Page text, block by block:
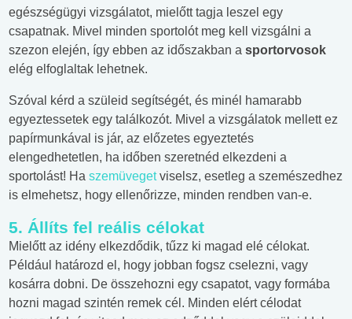
egészségügyi vizsgálatot, mielőtt tagja leszel egy
csapatnak. Mivel minden sportolót meg kell vizsgálni a
szezon elején, így ebben az időszakban a sportorvosok
elég elfoglaltak lehetnek.
Szóval kérd a szüleid segítségét, és minél hamarabb
egyeztessetek egy találkozót. Mivel a vizsgálatok mellett ez
papírmunkával is jár, az előzetes egyeztetés
elengedhetetlen, ha időben szeretnéd elkezdeni a
sportolást! Ha szemüvegetviselsz, esetleg a szemészedhez
is elmehetsz, hogy ellenőrizze, minden rendben van-e.
5. Állíts fel reális célokat
Mielőtt az idény elkezdődik, tűzz ki magad elé célokat.
Például határozd el, hogy jobban fogsz cselezni, vagy
kosárra dobni. De összehozni egy csapatot, vagy formába
hozni magad szintén remek cél. Minden elért célodat